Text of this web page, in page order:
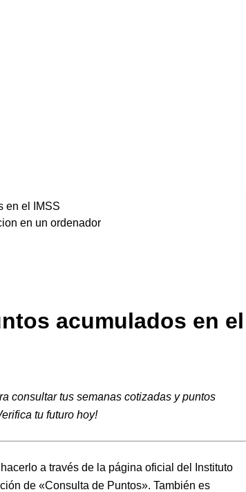
en el IMSS
acumulados en el
consultar tus semanas cotizadas y puntos
tu futuro hoy!
a través de la página oficial del Instituto
de «Consulta de Puntos». También es